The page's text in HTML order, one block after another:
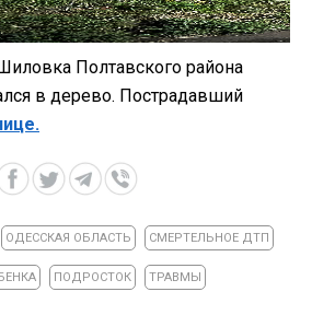
Полтавского района
в дерево. Пострадавший
ОДЕССКАЯ ОБЛАСТЬ СМЕРТЕЛЬНОЕ ДТП
ПОДРОСТОК ТРАВМЫ